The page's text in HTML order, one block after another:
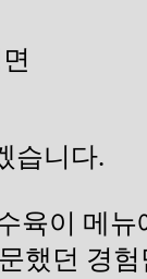
습니다.
육이 메뉴
했던 경